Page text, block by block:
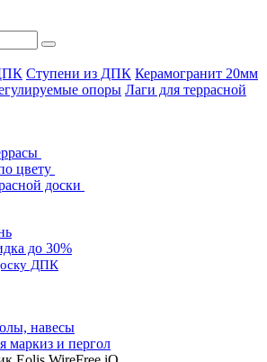
Ступени из ДПК Керамогранит 20мм
опоры Лаги для террасной
цвету
доски
до 30%
ДПК
навесы
маркиз и пергол